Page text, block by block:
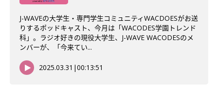
J-WAVEの大学生・専門学生コミュニティWACDOESがお送
りするポッドキャスト、今月は「WACODES学園トレンド
科」。ラジオ好きの現役大学生、J-WAVE WACODESのメ
ンバーが、「今来てい...
2025.03.31 |00:13:51